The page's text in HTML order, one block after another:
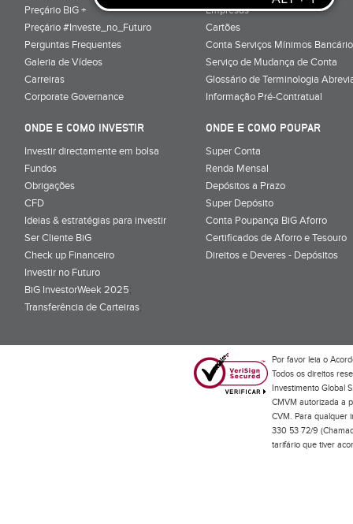
Preçário BiG +
Preçário #Investe_no_Futuro
Perguntas Frequentes
Galeria de Vídeos
Carreiras
Corporate Governance
Empresas
Cartões
Conta Serviços Mínimos
Serviço de Mudança de Conta
Glossário de Terminologia
Informação Pré-Contratual
ONDE E COMO INVESTIR
Investir directamente em bolsa
Fundos
Obrigações
CFD
Ideias & estratégias para investir
Ser Cliente BiG
Check up Financeiro
Investir no Futuro
BiG InvestorWeek 2025;
Transferência de Carteiras;
ONDE E COMO POUPAR
Super Conta
Renda Mensal
Depósitos a Prazo
Super Depósito
Conta Poupança BiG Aforro
Certificados de Aforro e Tesouro
Direitos e Deveres - Depósitos
Por favor leia o
Todos os direitos
Investimento Global
CMVM autorizada a
CVM. Para qualquer
330 53 72/9
tarifário que tiver